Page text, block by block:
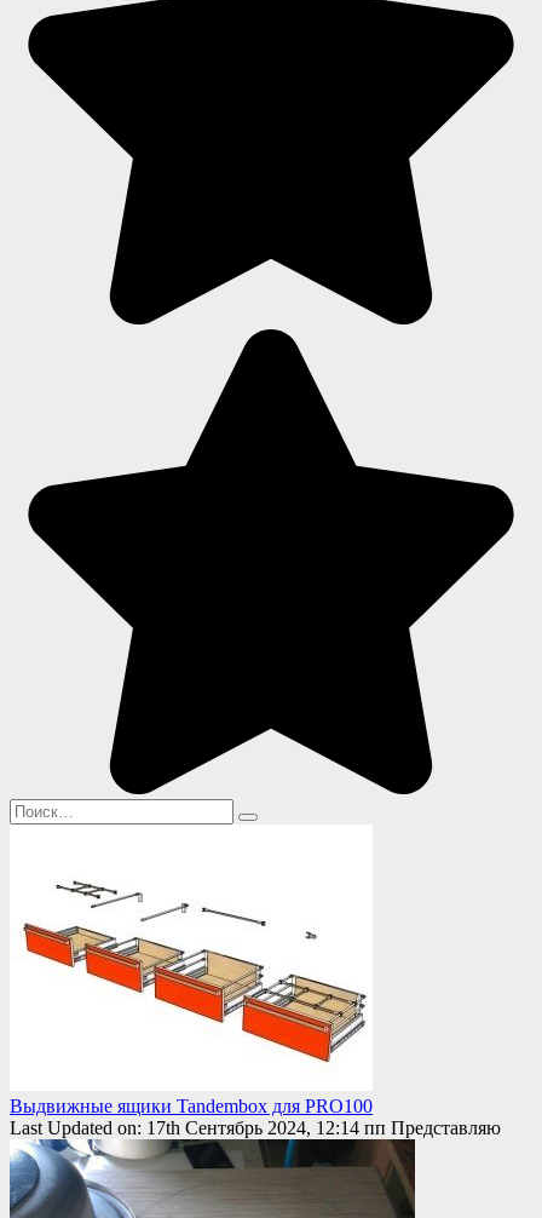
Search
for:
Выдвижные ящики Tandembox для PRO100
Last Updated on: 17th Сентябрь 2024, 12:14 пп Представляю